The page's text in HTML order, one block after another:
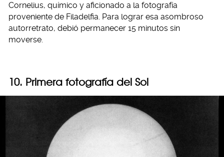
Cornelius, químico y aficionado a la fotografía
proveniente de Filadelfia. Para lograr esa asombroso
autorretrato, debió permanecer 15 minutos sin
moverse.
10. Primera fotografía del Sol